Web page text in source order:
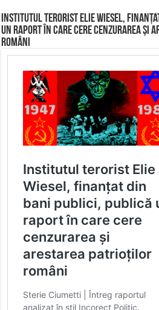
Institutul terorist Elie Wiesel,
un raport în care cere cenzurarea și
români